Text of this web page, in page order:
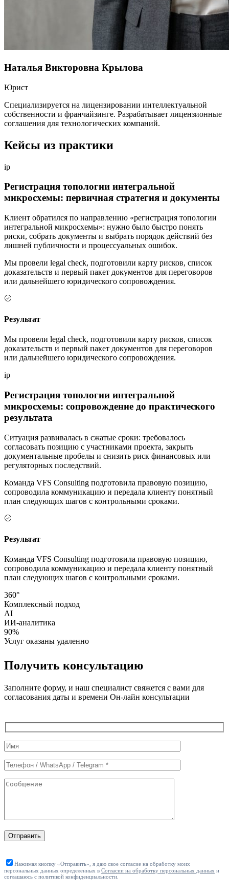
Наталья Викторовна Крылова
Юрист
Специализируется на лицензировании интеллектуальной
собственности и франчайзинге. Разрабатывает лицензионные
соглашения для технологических компаний.
Кейсы из практики
ip
Регистрация топологии интегральной
микросхемы: первичная стратегия и документы
Клиент обратился по направлению «регистрация топологии
интегральной микросхемы»: нужно было быстро понять
риски, собрать документы и выбрать порядок действий без
лишней публичности и процессуальных ошибок.
Мы провели legal check, подготовили карту рисков, список
доказательств и первый пакет документов для переговоров
или дальнейшего юридического сопровождения.
Результат
Мы провели legal check, подготовили карту рисков, список
доказательств и первый пакет документов для переговоров
или дальнейшего юридического сопровождения.
ip
Регистрация топологии интегральной
микросхемы: сопровождение до практического
результата
Ситуация развивалась в сжатые сроки: требовалось
согласовать позицию с участниками проекта, закрыть
документальные пробелы и снизить риск финансовых или
регуляторных последствий.
Команда VFS Consulting подготовила правовую позицию,
сопроводила коммуникацию и передала клиенту понятный
план следующих шагов с контрольными сроками.
Результат
Команда VFS Consulting подготовила правовую позицию,
сопроводила коммуникацию и передала клиенту понятный
план следующих шагов с контрольными сроками.
360°
Комплексный подход
AI
ИИ-аналитика
90%
Услуг оказаны удаленно
Получить консультацию
Заполните форму, и наш специалист свяжется с вами для
согласования даты и времени Он-лайн консультации
Служебные
поля
формы
Отправить
Нажимая кнопку «Отправить», я даю свое согласие на обработку моих
персональных данных определенных в Согласии на обработку персональных данных и
соглашаюсь с политикой конфиденциальности.